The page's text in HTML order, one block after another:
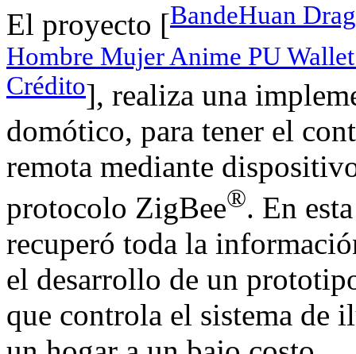
El proyecto [BandeHuan
Hombre Mujer Anime PU
Crédito], realiza una
domótico, para tener el
remota mediante
protocolo ZigBee®. En
recuperó toda la
el desarrollo de un
que controla el sistema de